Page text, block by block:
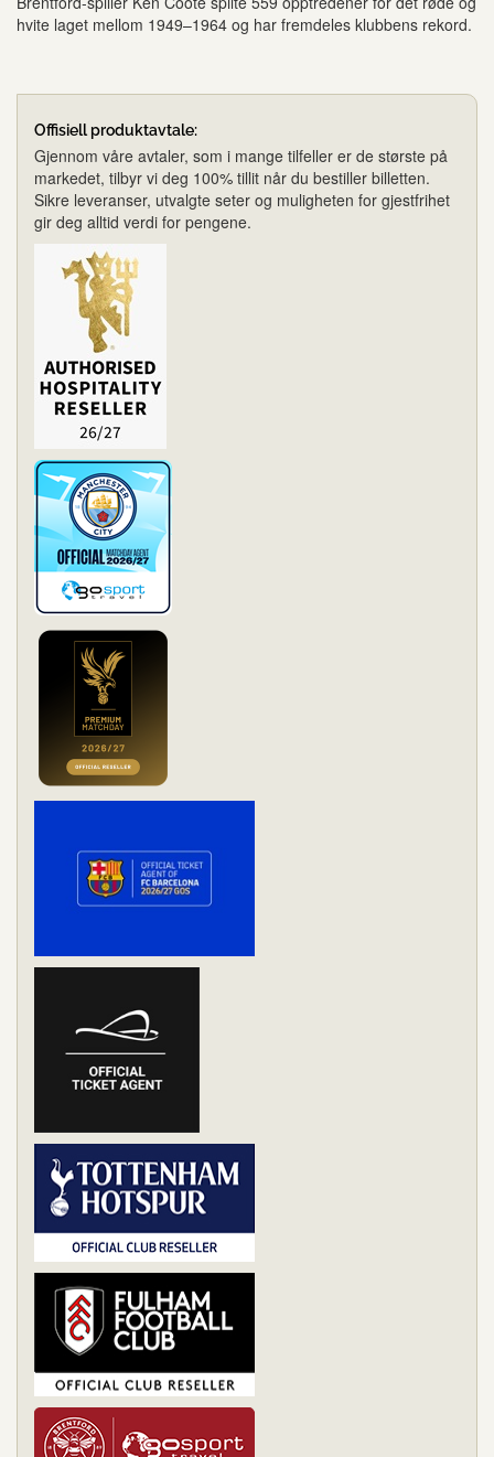
hvite laget mellom 1949–1964 og har fremdeles klubbens rekord.
Offisiell produktavtale:
Gjennom våre avtaler, som i mange tilfeller er de største på
markedet, tilbyr vi deg 100% tillit når du bestiller billetten.
Sikre leveranser, utvalgte seter og muligheten for gjestfrihet
gir deg alltid verdi for pengene.